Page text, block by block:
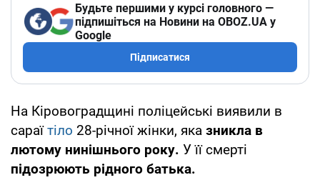
Будьте першими у курсі головного —
підпишіться на Новини на OBOZ.UA у
Google
Підписатися
На Кіровоградщині поліцейські виявили в
сараїтіло 28-річної жінки, яка зникла в
лютому нинішнього року. У її смерті
підозрюють рідного батька.